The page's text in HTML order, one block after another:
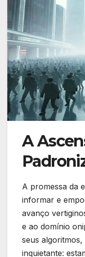
A
A promessa da
informar e
avanço
e ao domínio
seus
inquietante: